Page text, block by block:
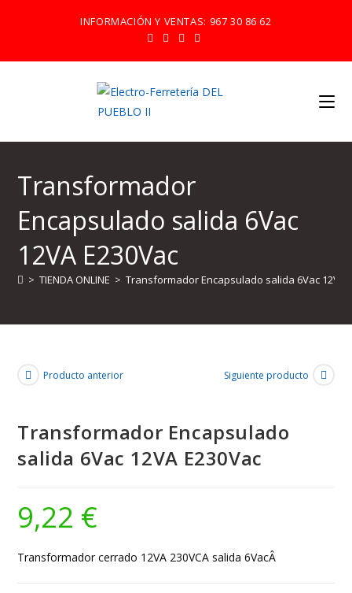
INFORMACIÓN Y VENTAS: 967 30 86 62
Transformador
Encapsulado salida 6Vac
12VA E230Vac
> TIENDA ONLINE > Transformador Encapsulado salida 6Vac 12VA
Producto anterior Siguiente producto
Transformador Encapsulado
salida 6Vac 12VA E230Vac
9,22 €
Transformador cerrado 12VA 230VCA salida 6VacÂ